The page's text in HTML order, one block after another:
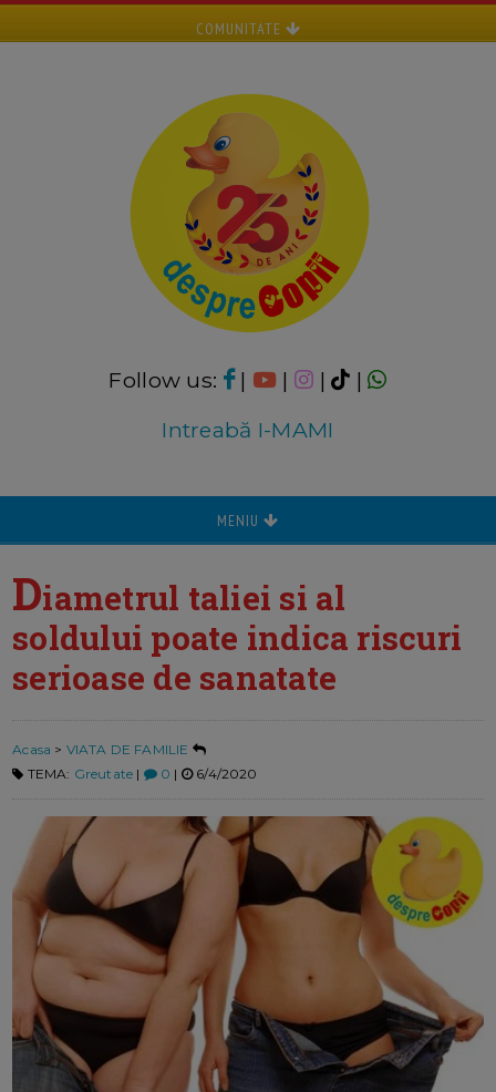
COMUNITATE
Follow us: | | |
|
Intreabă I-MAMI
MENIU
Diametrul taliei si al
soldului poate indica riscuri
serioase de sanatate
Acasa > VIATA DE FAMILIE
TEMA: Greutate | 0 | 6/4/2020